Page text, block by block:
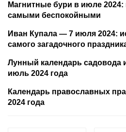
Магнитные бури в июле 2024:
самыми беспокойными
Иван Купала — 7 июля 2024:
самого загадочного
Лунный календарь садовода
июль 2024 года
Календарь православных
2024 года